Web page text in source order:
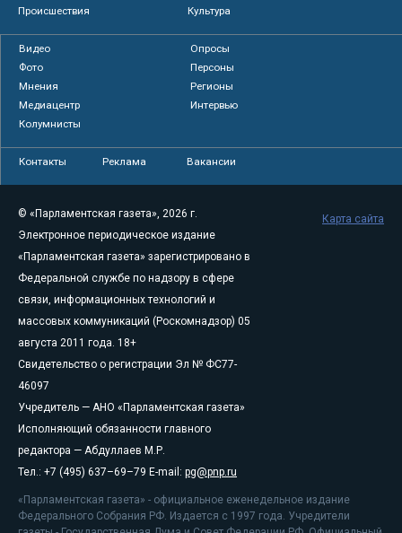
Происшествия
Культура
Видео
Опросы
Фото
Персоны
Мнения
Регионы
Медиацентр
Интервью
Колумнисты
Контакты Реклама Вакансии
© «Парламентская газета», 2026 г.
Электронное периодическое издание
«Парламентская газета» зарегистрировано в
Федеральной службе по надзору в сфере
связи, информационных технологий и
массовых коммуникаций (Роскомнадзор) 05
августа 2011 года. 18+
Свидетельство о регистрации Эл № ФС77-
46097
Учредитель — АНО «Парламентская газета»
Исполняющий обязанности главного
редактора — Абдуллаев М.Р.
Тел.: +7 (495) 637–69–79 E-mail: pg@pnp.ru
«Парламентская газета» - официальное еженедельное издание
Федерального Собрания РФ. Издается с 1997 года. Учредители
Карта сайта